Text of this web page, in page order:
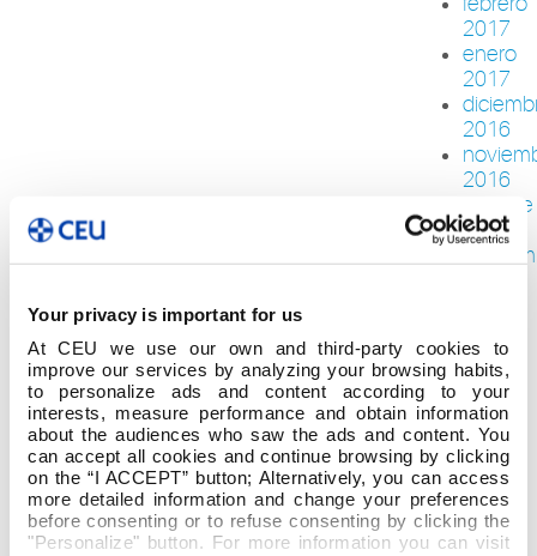
Your privacy is important for us
At CEU we use our own and third-party cookies to
improve our services by analyzing your browsing habits,
to personalize ads and content according to your
interests, measure performance and obtain information
about the audiences who saw the ads and content. You
can accept all cookies and continue browsing by clicking
on the “I ACCEPT” button; Alternatively, you can access
more detailed information and change your preferences
before consenting or to refuse consenting by clicking the
"Personalize" button. For more information you can visit
2017
enero
2017
2016
2016
octubre
2016
junio
2016
mayo
2016
abril
2016
marzo
2016